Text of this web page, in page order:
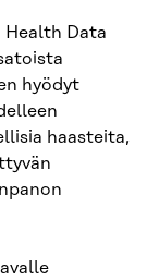
Health Data
hyödyt
haasteita,